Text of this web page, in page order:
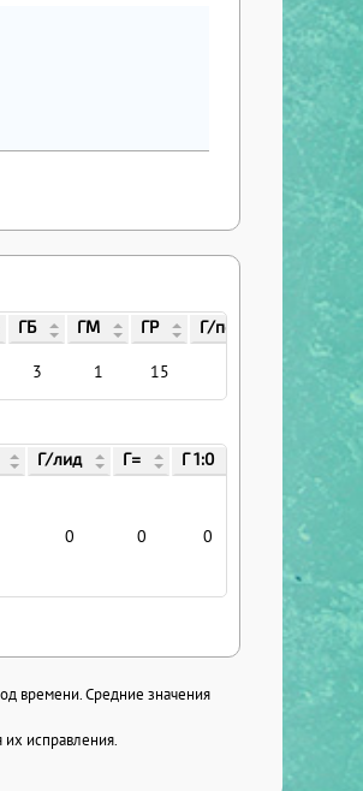
ГБ ГМ ГР Г/поб Г/лид
3 1 15 0
Г/лид Г= Г 1:0 Г
0 0 0
времени. Средние значения
исправления.